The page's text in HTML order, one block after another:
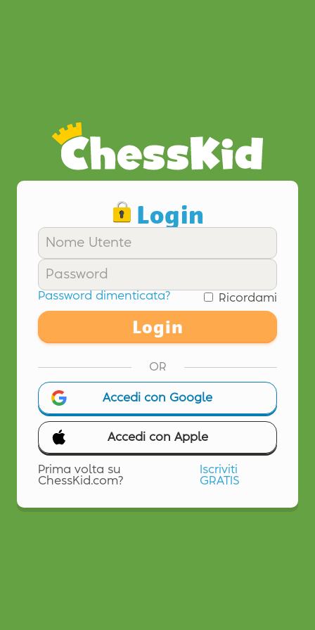
Login
Password dimenticata? Ricordami
Login
OR
Accedi con Google
Accedi con Apple
Prima volta su
ChessKid.com?
Iscriviti
GRATIS